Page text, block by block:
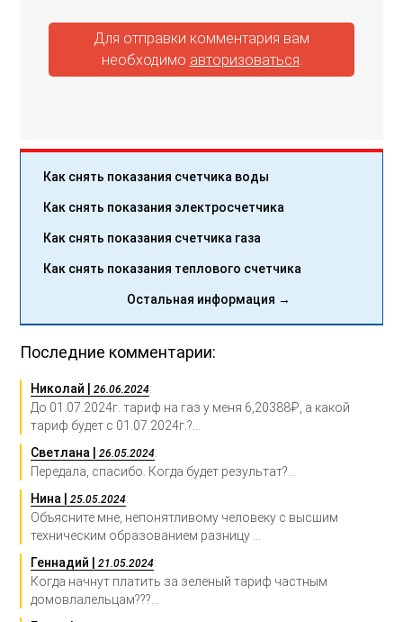
Для отправки комментария вам
необходимо авторизоваться.
Как снять показания счетчика воды
Как снять показания электросчетчика
Как снять показания счетчика газа
Как снять показания теплового счетчика
Остальная информация →
Последние комментарии:
Николай |26.06.2024:
До 01.07.2024г. тариф на газ у меня 6,20388₽, а какой
тариф будет с 01.07.2024г.?...
Светлана |26.05.2024:
Передала, спасибо. Когда будет результат?...
Нина |25.05.2024:
Объясните мне, непонятливому человеку с высшим
техническим образованием разницу ...
Геннадий |21.05.2024:
Когда начнут платить за зеленый тариф частным
домовлалельцам???...